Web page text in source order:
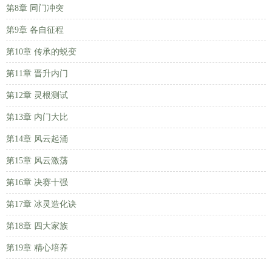
第8章 同门冲突
第9章 各自征程
第10章 传承的蜕变
第11章 晋升内门
第12章 灵根测试
第13章 内门大比
第14章 风云起涌
第15章 风云激荡
第16章 决赛十强
第17章 冰灵造化诀
第18章 四大家族
第19章 精心培养